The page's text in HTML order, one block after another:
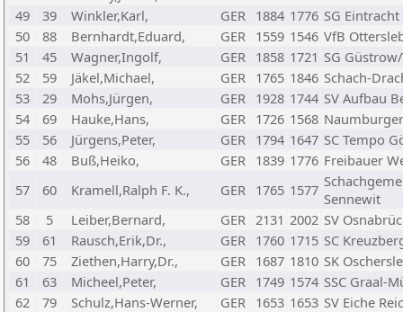
49
39 Winkler,Karl, GER 1884 1776 SG
50
88 Bernhardt,Eduard, GER 1559 1546 VfB
51
45 Wagner,Ingolf, GER 1858 1721 SG
52
59 Jäkel,Michael, GER 1765 1846 Schach-
53
29 Mohs,Jürgen, GER 1928 1744 SV Aufbau
54
69 Hauke,Hans, GER 1726 1568
55
56 Jürgens,Peter, GER 1794 1647 SC Tempo
56
48 Buß,Heiko, GER 1839 1776 Freibauer
57
60 Kramell,Ralph F. K., GER 1765 1577 Sennewit
58
5 Leiber,Bernard, GER 2131 2002 SV
59
61 Rausch,Erik,Dr., GER 1760 1715 SC
60
75 Ziethen,Harry,Dr., GER 1687 1810 SK
61
63 Micheel,Peter, GER 1749 1574 SSC Graal-
62
79 Schulz,Hans-Werner, GER 1653 1653 SV Eiche